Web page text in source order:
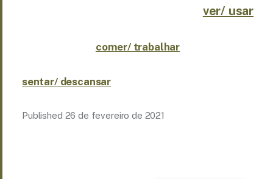
ver/ usar
comer/ trabalhar
sentar/ descansar
Published 26 de fevereiro de 2021